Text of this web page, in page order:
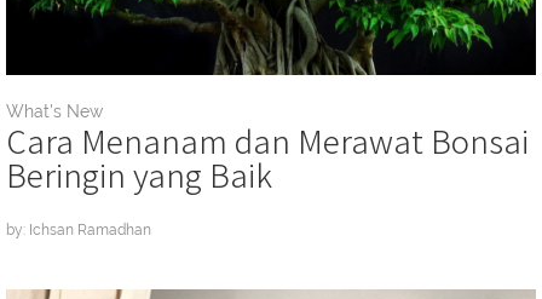
What's New
Cara Menanam dan Merawat Bonsai
Beringin yang Baik
by: Ichsan Ramadhan